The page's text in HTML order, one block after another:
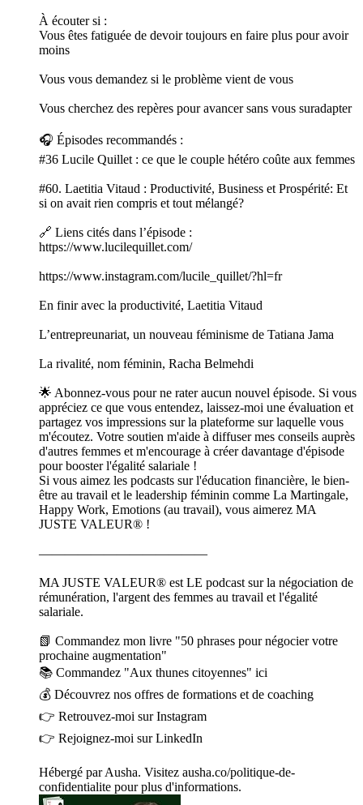
À écouter si :
Vous êtes fatiguée de devoir toujours en faire plus pour avoir
moins
Vous vous demandez si le problème vient de vous
Vous cherchez des repères pour avancer sans vous suradapter
🎧 Épisodes recommandés :
#36 Lucile Quillet : ce que le couple hétéro coûte aux femmes
#60. Laetitia Vitaud : Productivité, Business et Prospérité: Et
si on avait rien compris et tout mélangé?
🔗 Liens cités dans l’épisode :
https://www.lucilequillet.com/
https://www.instagram.com/lucile_quillet/?hl=fr
En finir avec la productivité, Laetitia Vitaud
L’entrepreunariat, un nouveau féminisme de Tatiana Jama
La rivalité, nom féminin, Racha Belmehdi
🌟 Abonnez-vous pour ne rater aucun nouvel épisode. Si vous
appréciez ce que vous entendez, laissez-moi une évaluation et
partagez vos impressions sur la plateforme sur laquelle vous
m'écoutez. Votre soutien m'aide à diffuser mes conseils auprès
d'autres femmes et m'encourage à créer davantage d'épisode
pour booster l'égalité salariale !
Si vous aimez les podcasts sur l'éducation financière, le bien-
être au travail et le leadership féminin comme La Martingale,
Happy Work, Emotions (au travail), vous aimerez MA
JUSTE VALEUR® !
—————————————
MA JUSTE VALEUR® est LE podcast sur la négociation de
rémunération, l'argent des femmes au travail et l'égalité
salariale.
📗 Commandez mon livre "50 phrases pour négocier votre
prochaine augmentation"
📚 Commandez "Aux thunes citoyennes" ici
💰 Découvrez nos offres de formations et de coaching
👉 Retrouvez-moi sur Instagram
👉 Rejoignez-moi sur LinkedIn
Hébergé par Ausha. Visitez ausha.co/politique-de-
confidentialite pour plus d'informations.